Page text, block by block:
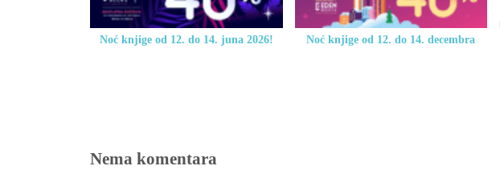
Noć knjige od 12. do 14. juna 2026! Noć knjige od 12. do 14. decembra
Nema komentara